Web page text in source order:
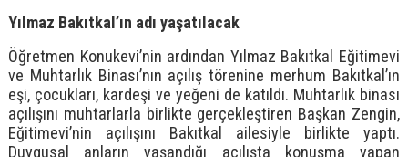
Yılmaz Bakıtkal’ın adı yaşatılacak
Öğretmen Konukevi’nin ardından Yılmaz Bakıtkal Eğitimevi
ve Muhtarlık Binası’nın açılış törenine merhum Bakıtkal’ın
eşi, çocukları, kardeşi ve yeğeni de katıldı. Muhtarlık binası
açılışını muhtarlarla birlikte gerçekleştiren Başkan Zengin,
Eğitimevi’nin açılışını Bakıtkal ailesiyle birlikte yaptı.
Duygusal anların yaşandığı açılışta konuşma yapan